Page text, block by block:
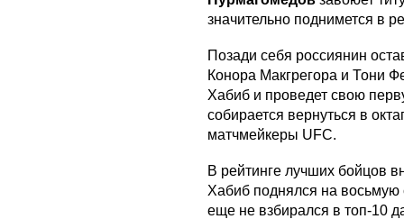
значительно поднимется в
Позади себя россиянин
Конора Макгрегора и Тони
Хабиб и проведет свою
собирается вернуться в
матчмейкеры UFC.
В рейтинге лучших бойцов
Хабиб поднялся на восьмую
еще не взбирался в топ-10